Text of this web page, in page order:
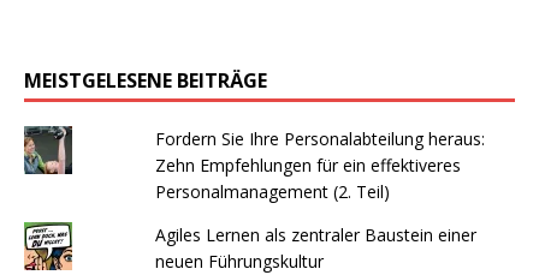
MEISTGELESENE BEITRÄGE
Fordern Sie Ihre Personalabteilung heraus:
Zehn Empfehlungen für ein effektiveres
Personalmanagement (2. Teil)
Agiles Lernen als zentraler Baustein einer
neuen Führungskultur